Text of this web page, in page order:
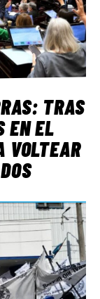
TRAS
EN EL
VOLTEAR